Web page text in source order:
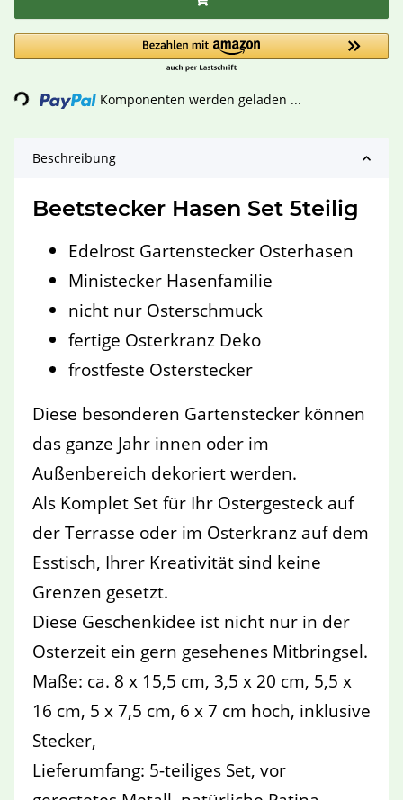
Loading... Komponenten werden geladen ...
Beschreibung
Beetstecker Hasen Set 5teilig
Edelrost Gartenstecker Osterhasen
Ministecker Hasenfamilie
nicht nur Osterschmuck
fertige Osterkranz Deko
frostfeste Osterstecker
Diese besonderen Gartenstecker können
das ganze Jahr innen oder im
Außenbereich dekoriert werden.
Als Komplet Set für Ihr Ostergesteck auf
der Terrasse oder im Osterkranz auf dem
Esstisch, Ihrer Kreativität sind keine
Grenzen gesetzt.
Diese Geschenkidee ist nicht nur in der
Osterzeit ein gern gesehenes Mitbringsel.
Maße: ca. 8 x 15,5 cm, 3,5 x 20 cm, 5,5 x
16 cm, 5 x 7,5 cm, 6 x 7 cm hoch, inklusive
Stecker,
Lieferumfang: 5-teiliges Set, vor